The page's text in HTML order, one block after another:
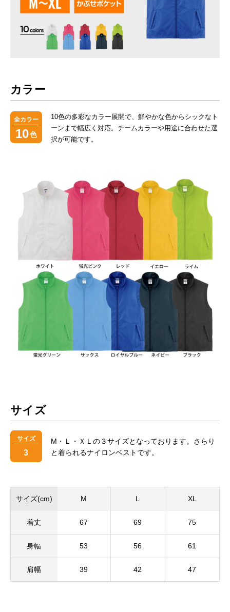
カラー
全カラー
10色
10色の多彩なカラー展開で、鮮やかな色からシックなト
ーンまで幅広く対応。チームカラーや用途に合わせた選
択が可能です。
サイズ
サイズ
3
M・Ｌ・ＸＬの３サイズとなっております。さらり
と着られるナイロンベストです。
サイズ(cm) M L XL
着丈 67 69 75
身幅 53 56 61
肩幅 39 42 47